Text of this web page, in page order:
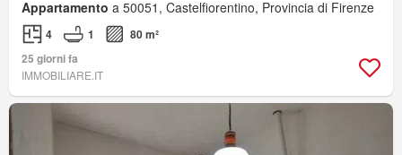
Appartamento a 50051, Castelfiorentino, Provincia di Firenze
4 1
80 m²
25 giorni fa
IMMOBILIARE.IT